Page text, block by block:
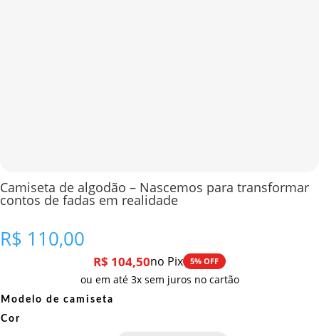
Camiseta de algodão – Nascemos para transformar
contos de fadas em realidade
R$ 110,00
R$ 104,50no Pix 5% OFF
ou em até 3x sem juros no cartão
Modelo de camiseta
Cor